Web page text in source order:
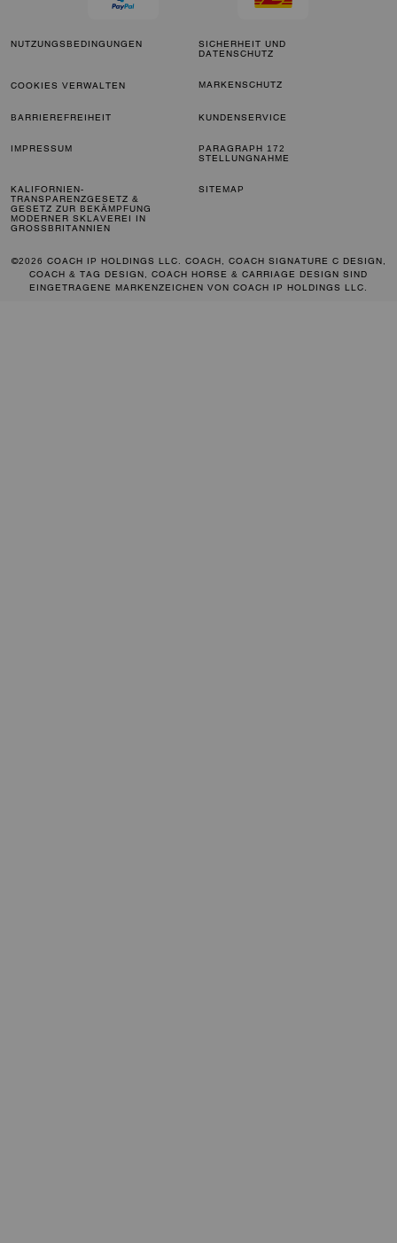
NUTZUNGSBEDINGUNGEN
SICHERHEIT UND
DATENSCHUTZ
COOKIES VERWALTEN MARKENSCHUTZ
BARRIEREFREIHEIT KUNDENSERVICE
IMPRESSUM
PARAGRAPH 172
STELLUNGNAHME
KALIFORNIEN-
TRANSPARENZGESETZ &
GESETZ ZUR BEKÄMPFUNG
MODERNER SKLAVEREI IN
GROSSBRITANNIEN
SITEMAP
©2026 COACH IP HOLDINGS LLC. COACH, COACH SIGNATURE C DESIGN,
COACH & TAG DESIGN, COACH HORSE & CARRIAGE DESIGN SIND
EINGETRAGENE MARKENZEICHEN VON COACH IP HOLDINGS LLC.